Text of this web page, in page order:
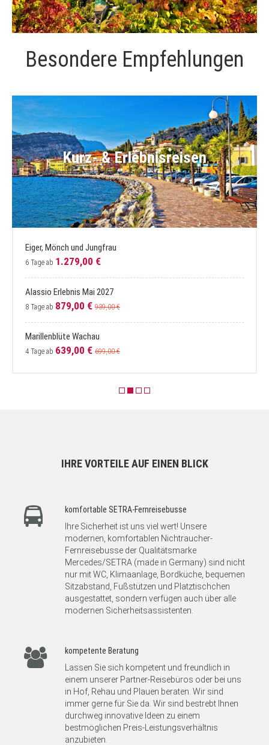
Besondere Empfehlungen
IHRE VORTEILE AUF EINEN BLICK
komfortable SETRA-Fernreisebusse
Ihre Sicherheit ist uns viel wert! Unsere
modernen, komfortablen Nichtraucher-
Fernreisebusse der Qualitätsmarke
Mercedes/SETRA (made in Germany) sind nicht
nur mit WC, Klimaanlage, Bordküche, bequemen
Sitzabstand, Fußstützen und Platztischchen
ausgestattet, sondern verfügen auch über alle
modernen Sicherheitsassistenten.
kompetente Beratung
Lassen Sie sich kompetent und freundlich in
einem unserer Partner-Reisebüros oder bei uns
in Hof, Rehau und Plauen beraten. Wir sind
immer gerne für Sie da. Wir sind bestrebt Ihnen
durchweg innovative Ideen zu einem
bestmöglichen Preis-Leistungsverhältnis
anzubieten.